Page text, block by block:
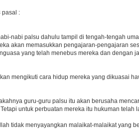
pasal :
nabi palsu dahulu tampil di tengah-tengah
akan memasukkan pengajaran-pengajaran
yang telah menebus mereka dan dengan
mengikuti cara hidup mereka yang dikuasai
guru-guru palsu itu akan berusaha
untuk perbuatan mereka itu hukuman
tidak menyayangkan malaikat-malaikat yang